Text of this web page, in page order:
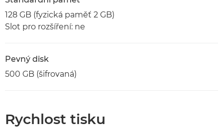
128 GB (fyzická paměť 2 GB)
Slot pro rozšíření: ne
Pevný disk
500 GB (šifrovaná)
Rychlost tisku